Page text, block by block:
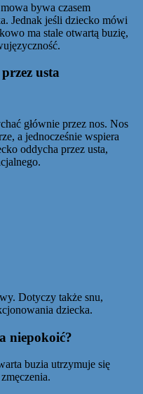
bywa czasem
Jednak jeśli dziecko mówi
ma stale otwartą buzię,
usta
głównie przez nos. Nos
a jednocześnie wspiera
oddycha przez usta,
Dotyczy także snu,
dziecka.
niepokoić?
buzia utrzymuje się